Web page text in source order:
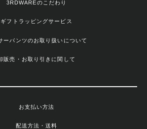
3RDWAREのこだわり
ギフトラッピングサービス
ーパンツのお取り扱いについて
販売・お取り引きに関して
お支払い方法
配送方法・送料